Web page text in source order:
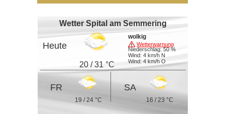
Wetter Spital am Semmering
Heute
20 / 31 °C
Wetterwarnung
wolkig
Niederschlag: 50 %
Wind: 4 km/h N
Wind: 4 km/h O
FR
19 / 24 °C
SA
16 / 23 °C